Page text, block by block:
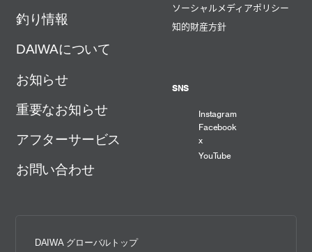
釣り情報
DAIWAについて
お知らせ
重要なお知らせ
アフターサービス
お問い合わせ
ソーシャルメディアポリシー
知的財産方針
SNS
Instagram
Facebook
x
YouTube
DAIWA グローバルトップ